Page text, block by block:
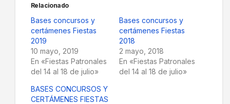
Relacionado
Bases concursos y
certámenes Fiestas
2019
10 mayo, 2019
En «Fiestas Patronales
del 14 al 18 de julio»
Bases concursos y
certámenes Fiestas
2018
2 mayo, 2018
En «Fiestas Patronales
del 14 al 18 de julio»
BASES CONCURSOS Y
CERTÁMENES FIESTAS